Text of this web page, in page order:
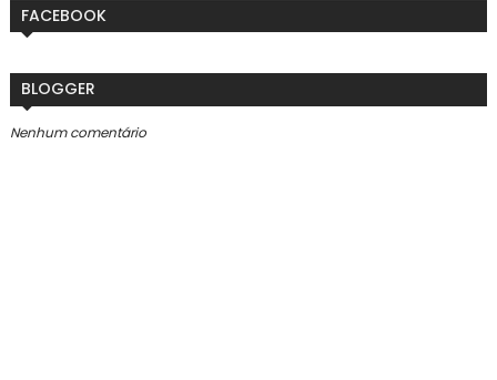
FACEBOOK
BLOGGER
Nenhum comentário